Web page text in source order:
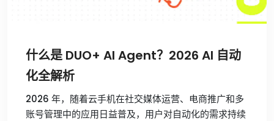
什么是 DUO+ AI Agent？2026 AI 自动
化全解析
2026 年，随着云手机在社交媒体运营、电商推广和多
账号管理中的应用日益普及，用户对自动化的需求持续